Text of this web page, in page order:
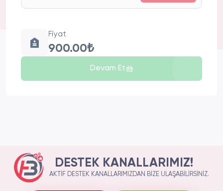
Fiyat
900.00₺
Devam Et
DESTEK KANALLARIMIZ!
AKTIF DESTEK KANALLARIMIZDAN BIZE ULAŞABILIRSINIZ.